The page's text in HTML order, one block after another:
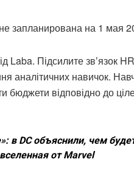
запланирована на 1 мая
Laba. Підсилите звʼязок
аналітичних навичок.
бюджети відповідно до
в DC объяснили, чем
от Marvel